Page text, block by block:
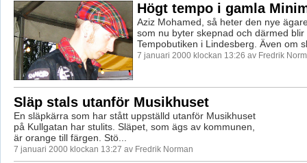
Högt tempo i gamla
Aziz Mohamed, så heter den nye
som nu byter skepnad och därmed blir
Tempobutiken i Lindesberg. Även om
7 januari 2000 klockan 13:26 av Fredrik
Släp stals utanför Musikhuset
En släpkärra som har stått uppställd utanför Musikhuset
på Kullgatan har stulits. Släpet, som ägs av kommunen,
är orange till färgen. Stö...
7 januari 2000 klockan 13:27 av Fredrik Norman